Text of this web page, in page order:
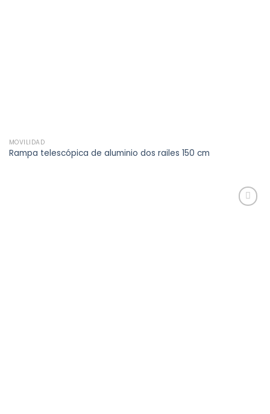
MOVILIDAD
Rampa telescópica de aluminio dos railes 150 cm